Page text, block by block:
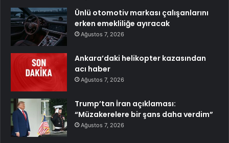
Ünlü otomotiv markası çalışanlarını
erken emekliliğe ayıracak
Ağustos 7, 2026
Ankara’daki helikopter kazasından
acı haber
Ağustos 7, 2026
Trump’tan İran açıklaması:
“Müzakerelere bir şans daha verdim”
Ağustos 7, 2026